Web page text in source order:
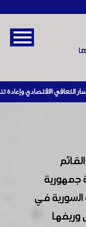
جمهورية
السورية في